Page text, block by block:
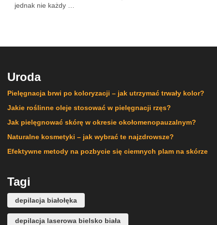
jednak nie każdy …
Uroda
Pielęgnacja brwi po koloryzacji – jak utrzymać trwały kolor?
Jakie roślinne oleje stosować w pielęgnacji rzęs?
Jak pielęgnować skórę w okresie okołomenopauzalnym?
Naturalne kosmetyki – jak wybrać te najzdrowsze?
Efektywne metody na pozbycie się ciemnych plam na skórze
Tagi
depilacja białołęka
depilacja laserowa bielsko biała